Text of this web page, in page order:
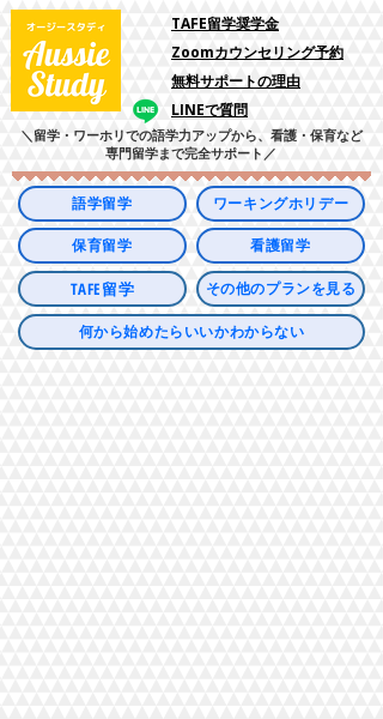
​TAFE留学奨学金
Zoomカウンセリング予約
​無料サポートの理由
LINEで質問
＼留学・ワーホリでの語学力アップから、看護・保育など
専門留学まで完全サポート／
語学留学
保育留学
TAFE留学
ワーキングホリデー
看護留学
その他のプランを見る
何から始めたらいいかわからない